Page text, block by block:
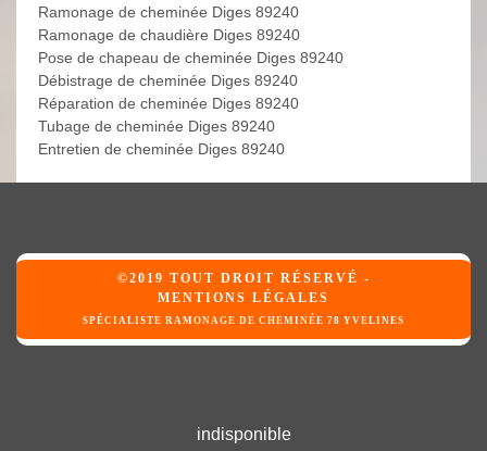
Ramonage de cheminée Diges 89240
Ramonage de chaudière Diges 89240
Pose de chapeau de cheminée Diges 89240
Débistrage de cheminée Diges 89240
Réparation de cheminée Diges 89240
Tubage de cheminée Diges 89240
Entretien de cheminée Diges 89240
©2019 TOUT DROIT RÉSERVÉ -
MENTIONS LÉGALES
SPÉCIALISTE RAMONAGE DE CHEMINÉE 78 YVELINES
indisponible